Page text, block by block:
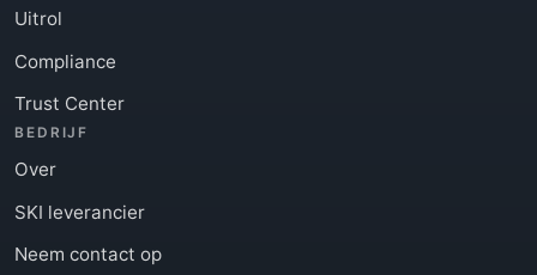
Uitrol
Compliance
Trust Center
BEDRIJF
Over
SKI leverancier
Neem contact op